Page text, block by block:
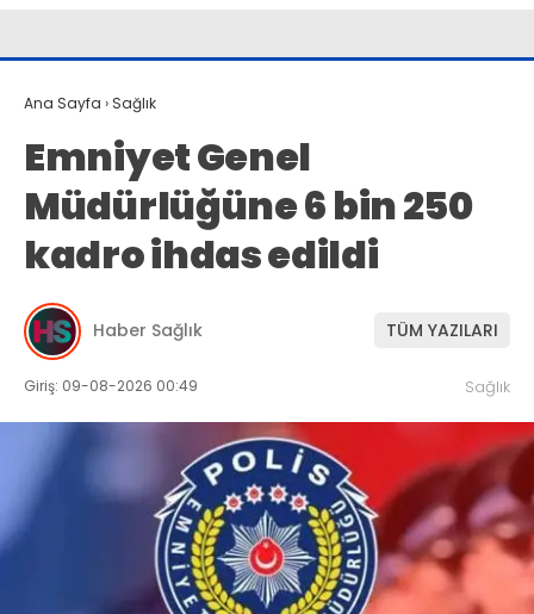
Ana Sayfa › Sağlık
Emniyet Genel
Müdürlüğüne 6 bin 250
kadro ihdas edildi
Haber Sağlık TÜM YAZILARI
Giriş: 09-08-2026 00:49 Sağlık